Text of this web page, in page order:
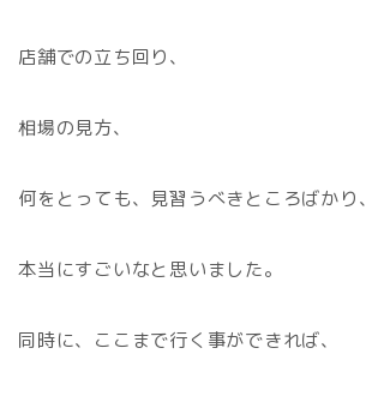
店舗での立ち回り、
相場の見方、
何をとっても、見習うべきところばかり、
本当にすごいなと思いました。
同時に、ここまで行く事ができれば、